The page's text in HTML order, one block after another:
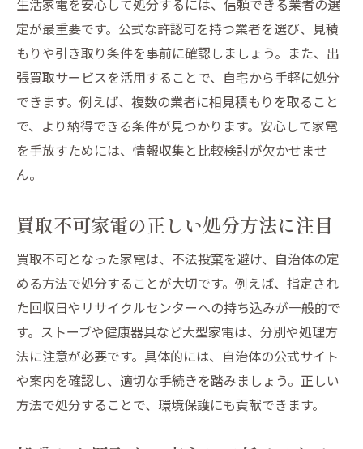
定が最重要です。公式な許認可を持つ業者を選び、見積
もりや引き取り条件を事前に確認しましょう。また、出
張買取サービスを活用することで、自宅から手軽に処分
できます。例えば、複数の業者に相見積もりを取ること
で、より納得できる条件が見つかります。安心して家電
を手放すためには、情報収集と比較検討が欠かせませ
ん。
買取不可家電の正しい処分方法に注目
買取不可となった家電は、不法投棄を避け、自治体の定
める方法で処分することが大切です。例えば、指定され
た回収日やリサイクルセンターへの持ち込みが一般的で
す。ストーブや健康器具など大型家電は、分別や処理方
法に注意が必要です。具体的には、自治体の公式サイト
や案内を確認し、適切な手続きを踏みましょう。正しい
方法で処分することで、環境保護にも貢献できます。